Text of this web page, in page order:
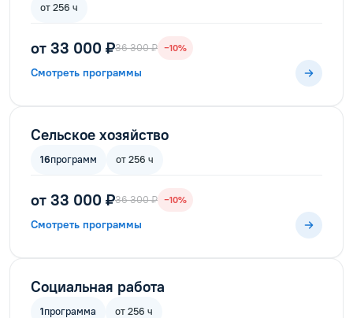
от 256 ч
от 33 000 ₽36 300 ₽ −10%
Смотреть программы
Сельское хозяйство
16программ от 256 ч
от 33 000 ₽36 300 ₽ −10%
Смотреть программы
Социальная работа
1программа от 256 ч